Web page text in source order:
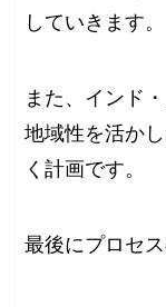
していきます。
また、インド
地域性を活か
く計画です。
最後にプロセ